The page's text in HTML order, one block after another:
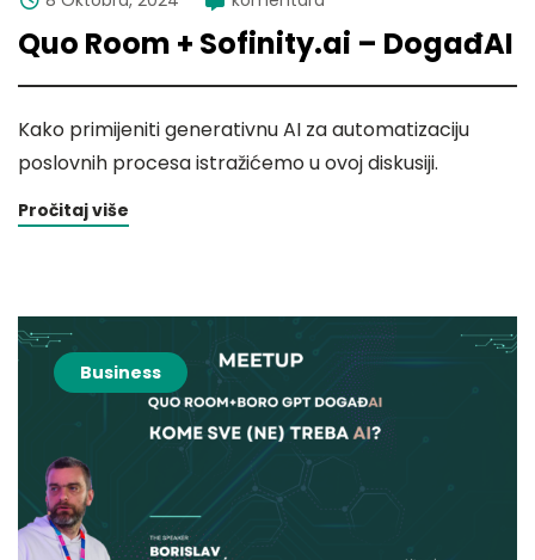
Quo Room + Sofinity.ai – DogađAI
Kako primijeniti generativnu AI za automatizaciju
poslovnih procesa istražićemo u ovoj diskusiji.
Pročitaj više
Business